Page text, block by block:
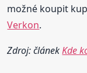
možné koupit
Verkon.
Zdroj: článekKde